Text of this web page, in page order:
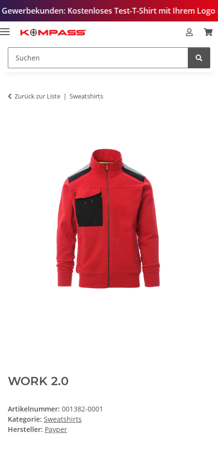
Kostenloses Test-T-Shirt mit Ihrem Logo – zur
Zurück zur Liste Sweatshirts
WORK 2.0
Artikelnummer: 001382-0001
Kategorie: Sweatshirts
Hersteller: Payper